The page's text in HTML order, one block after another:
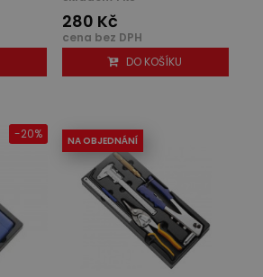
280 Kč
cena bez DPH
DO KOŠÍKU
-20% NA OBJEDNÁNÍ